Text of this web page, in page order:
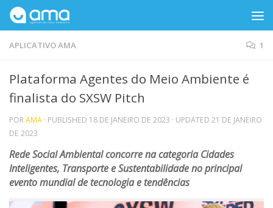
Skip to content
APLICATIVO AMA 1
Plataforma Agentes do Meio Ambiente é
finalista do SXSW Pitch
PORAMA · PUBLISHED 18 DE JANEIRO DE 2023 · UPDATED 21 DE JANEIRO
DE 2023
Rede Social Ambiental concorre na categoria Cidades
Inteligentes, Transporte e Sustentabilidade no principal
evento mundial de tecnologia e tendências